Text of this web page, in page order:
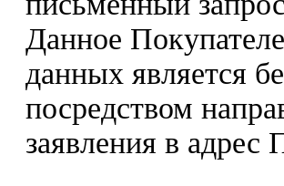
Данное
данных является
посредством
заявления в адрес